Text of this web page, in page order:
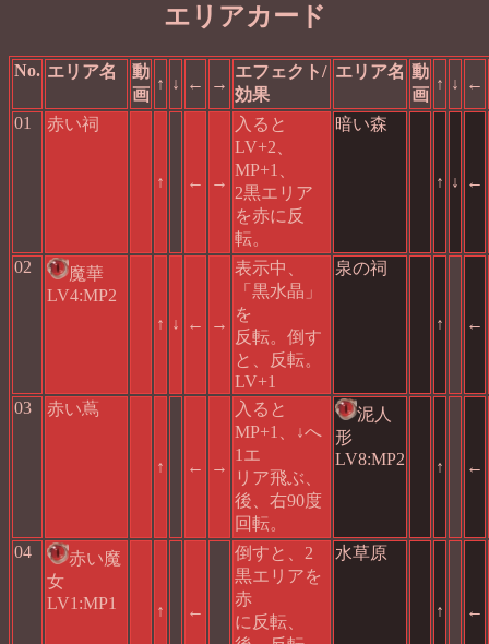
エリアカード
No. エリア名
動
画
↑ ↓ ← →
エフェクト/
効果
エリア名 動
画
↑ ↓ ←
01 赤い祠
↑ ← →
入ると
LV+2、
MP+1、
2黒エリア
を赤に反
転。
暗い森
↑ ↓ ←
02
魔華
LV4:MP2
↑ ↓ ← →
表示中、
「黒水晶」
を
反転。倒す
と、反転。
LV+1
泉の祠
↑ ←
03 赤い蔦
↑ ← →
入ると
MP+1、↓へ
1エ
リア飛ぶ、
後、右90度
回転。
泥人
形
LV8:MP2
↑ ←
04
赤い魔
女
LV1:MP1
↑ ←
倒すと、2
黒エリアを
赤
に反転、
水草原
↑ ←